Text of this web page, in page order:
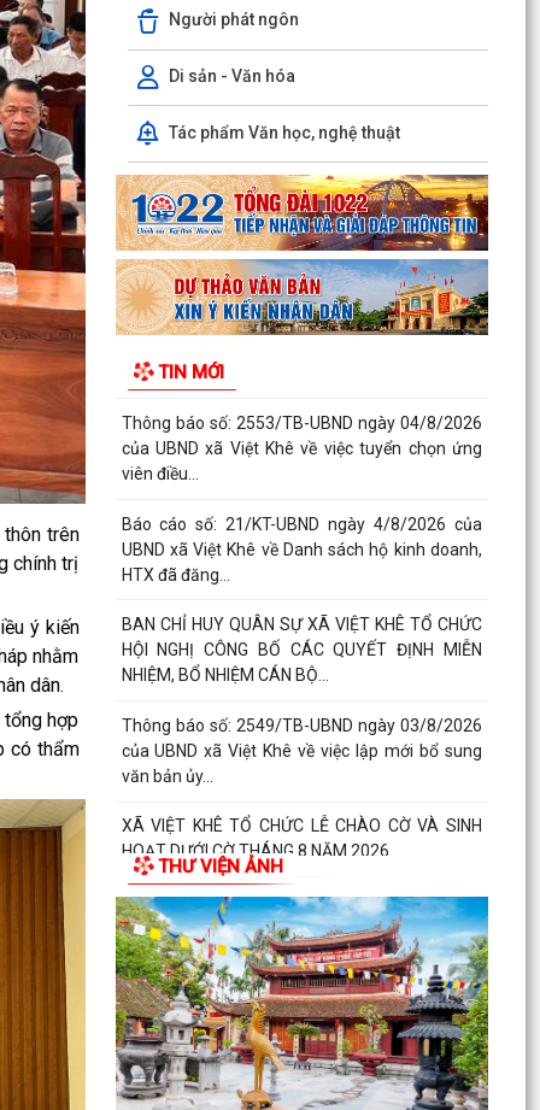
trên
chính trị
ý kiến
nhằm
dân.
hợp
có thẩm
Người phát ngôn
Di sản - Văn hóa
Tác phẩm Văn học, nghệ thuật
TIN MỚI
XÃ VIỆT KHÊ TỔ CHỨC HỘI NGHỊ TUYÊN
TRUYỀN PHỔ BIẾN PHÁP LUẬT VỀ TRẬT TỰ AN
TOÀN GIAO THÔNG VÀ TRAO...
Thông báo số: 159/TB-TTPVHCC ngày
4/8/2026 của UBND xã Việt Khê Niêm yết về việc
Bãi bỏ một số...
Kế hoạch số 105-KH-ĐU ngày 25/5/2026 của
Đảng ủy xã Việt Khê về việc tuyên truyền thực
hiện Chỉ thị...
Thông báo số: 158/TB-TTPVHCC ngày
Bãi bỏ một số...
Thông báo số: 2553/TB-UBND ngày 04/8/2026
của UBND xã Việt Khê về việc tuyển chọn ứng
viên điều...
Báo cáo số: 21/KT-UBND ngày 4/8/2026 của
UBND xã Việt Khê về Danh sách hộ kinh doanh,
HTX đã đăng...
BAN CHỈ HUY QUÂN SỰ XÃ VIỆT KHÊ TỔ CHỨC
HỘI NGHỊ CÔNG BỐ CÁC QUYẾT ĐỊNH MIỄN
NHIỆM, BỔ NHIỆM CÁN BỘ...
Thông báo số: 2549/TB-UBND ngày 03/8/2026
của UBND xã Việt Khê về việc lập mới bổ sung
văn bản ủy...
XÃ VIỆT KHÊ TỔ CHỨC LỄ CHÀO CỜ VÀ SINH
HOẠT DƯỚI CỜ THÁNG 8 NĂM 2026
Báo cáo số 330/BC-UBND ngày 3/8/2026 của
UBND xã Việt Khê Kết quả thực hiện nội dung
Thông báo số...
Hội Nông dân xã Việt Khê phối hợp với Công ty
Cổ phần Tư Nông nghiệp và Xây dựng Hải
Phong tổ chức...
XÃ VIỆTKHÊ, THÀNH PHỐ HẢI PHÒNG: BẾ MẠC
THƯ VIỆN ẢNH